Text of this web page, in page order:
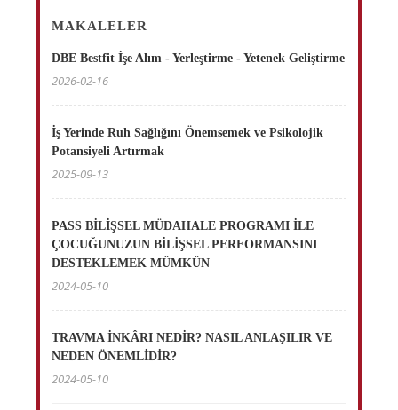
MAKALELER
DBE Bestfit İşe Alım - Yerleştirme - Yetenek Geliştirme
2026-02-16
İş Yerinde Ruh Sağlığını Önemsemek ve Psikolojik
Potansiyeli Artırmak
2025-09-13
PASS BİLİŞSEL MÜDAHALE PROGRAMI İLE
ÇOCUĞUNUZUN BİLİŞSEL PERFORMANSINI
DESTEKLEMEK MÜMKÜN
2024-05-10
TRAVMA İNKÂRI NEDİR? NASIL ANLAŞILIR VE
NEDEN ÖNEMLİDİR?
2024-05-10